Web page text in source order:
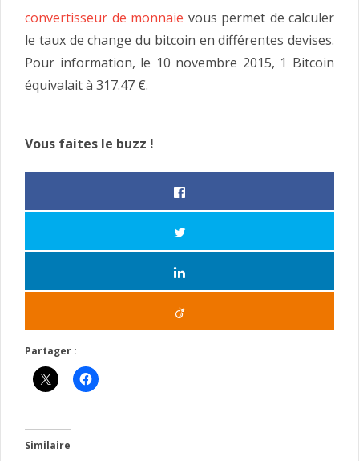
convertisseur de monnaie vous permet de calculer
le taux de change du bitcoin en différentes devises.
Pour information, le 10 novembre 2015, 1 Bitcoin
équivalait à 317.47 €.
Vous faites le buzz !
Partager :
Similaire